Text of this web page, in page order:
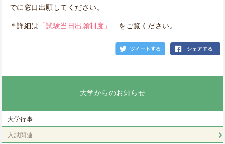
でに窓口出願してください。
＊詳細は 「試験当日出願制度」 をご覧ください。
大学からのお知らせ
大学行事
入試関連